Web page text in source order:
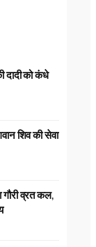
को कंधे
शिव की सेवा
व्रत कल,